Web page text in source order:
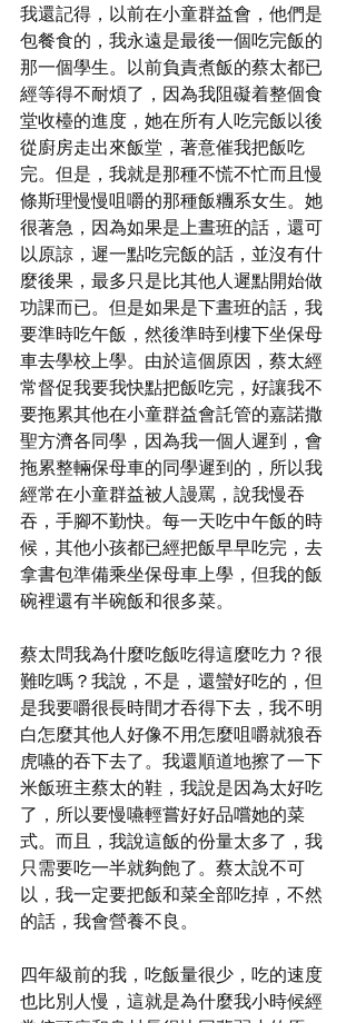
我還記得，以前在小童群益會，他們是
包餐食的，我永遠是最後一個吃完飯的
那一個學生。以前負責煮飯的蔡太都已
經等得不耐煩了，因為我阻礙着整個食
堂收檯的進度，她在所有人吃完飯以後
從廚房走出來飯堂，著意催我把飯吃
完。但是，我就是那種不慌不忙而且慢
條斯理慢慢咀嚼的那種飯糰系女生。她
很著急，因為如果是上晝班的話，還可
以原諒，遲一點吃完飯的話，並沒有什
麼後果，最多只是比其他人遲點開始做
功課而已。但是如果是下晝班的話，我
要準時吃午飯，然後準時到樓下坐保母
車去學校上學。由於這個原因，蔡太經
常督促我要我快點把飯吃完，好讓我不
要拖累其他在小童群益會託管的嘉諾撒
聖方濟各同學，因為我一個人遲到，會
拖累整輛保母車的同學遲到的，所以我
經常在小童群益被人謾罵，說我慢吞
吞，手腳不勤快。每一天吃中午飯的時
候，其他小孩都已經把飯早早吃完，去
拿書包準備乘坐保母車上學，但我的飯
碗裡還有半碗飯和很多菜。
蔡太問我為什麼吃飯吃得這麼吃力？很
難吃嗎？我說，不是，還蠻好吃的，但
是我要嚼很長時間才吞得下去，我不明
白怎麼其他人好像不用怎麼咀嚼就狼吞
虎嚥的吞下去了。我還順道地擦了一下
米飯班主蔡太的鞋，我說是因為太好吃
了，所以要慢嚥輕嘗好好品嚐她的菜
式。而且，我說這飯的份量太多了，我
只需要吃一半就夠飽了。蔡太說不可
以，我一定要把飯和菜全部吃掉，不然
的話，我會營養不良。
四年級前的我，吃飯量很少，吃的速度
也比別人慢，這就是為什麼我小時候經